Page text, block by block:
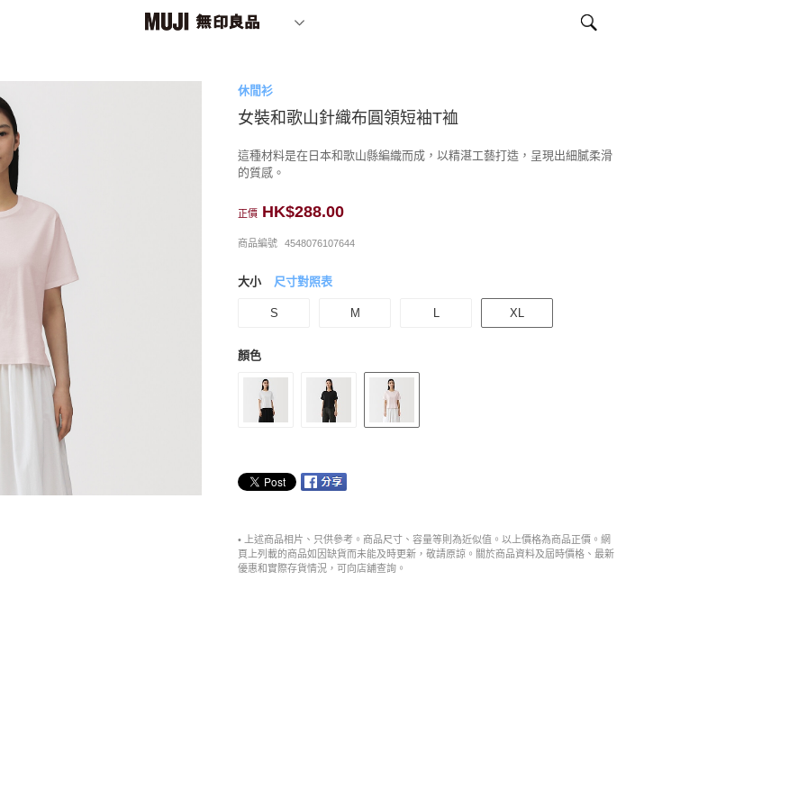
休閒衫
女裝和歌山針織布圓領短袖T裇
這種材料是在日本和歌山縣編織而成，以精湛工藝打造，呈現出細膩柔滑
的質感。
正價 HK$288.00
商品編號 4548076107644
大小 尺寸對照表
S M L XL
顏色
• 上述商品相片、只供參考。商品尺寸、容量等則為近似值。以上價格為商品正價。網
頁上列載的商品如因缺貨而未能及時更新，敬請原諒。關於商品資料及屆時價格、最新
優惠和實際存貨情況，可向店舖查詢。